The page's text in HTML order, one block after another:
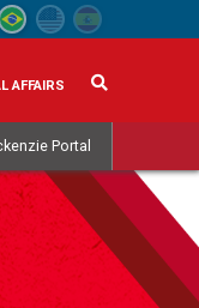
AFFAIRS
Portal